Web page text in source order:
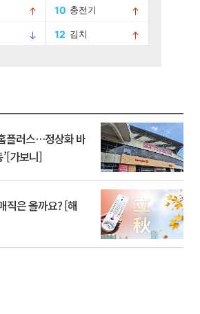
플러스…정상화 바
가보니]
직은 올까요? [해